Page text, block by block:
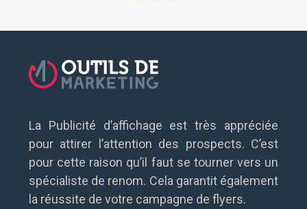
La Publicité d’affichage est très appréciée
pour attirer l’attention des prospects. C’est
pour cette raison qu’il faut se tourner vers un
spécialiste de renom. Cela garantit également
la réussite de votre campagne de flyers.